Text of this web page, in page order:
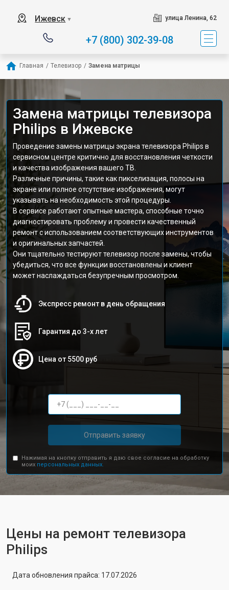
Ижевск ▼ улица Ленина, 62
+7 (800) 302-39-08
Главная / Телевизор / Замена матрицы
Замена матрицы телевизора
Philips в Ижевске
Проведение замены матрицы экрана телевизора Philips в
сервисном центре критично для восстановления четкости
и качества изображения вашего ТВ.
Различные причины, такие как пикселизация, полосы на
экране или полное отсутствие изображения, могут
указывать на необходимость этой процедуры.
В сервисе работают опытные мастера, способные точно
диагностировать проблему и провести качественный
ремонт с использованием соответствующих инструментов
и оригинальных запчастей.
Они тщательно тестируют телевизор после замены, чтобы
убедиться, что все функции восстановлены и клиент
может наслаждаться безупречным просмотром.
Экспресс ремонт в день обращения
Гарантия до 3-х лет
Цена от 5500 руб
Отправить заявку
Нажимая на кнопку отправить я даю свое согласие на обработку
моих персональных данных.
Цены на ремонт телевизора
Philips
Дата обновления прайса: 17.07.2026